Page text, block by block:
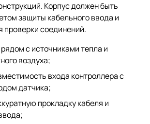
Корпус должен быть
защиты кабельного ввода и
проверки соединений.
с источниками тепла и
воздуха;
входа контроллера с
датчика;
прокладку кабеля и